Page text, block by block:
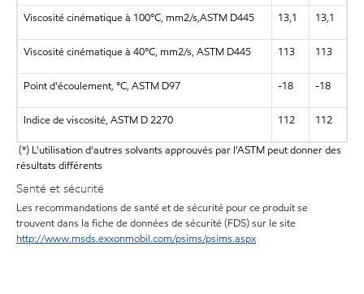
Viscosité cinématique à 100°C, mm2/s,ASTM D445 13,1 13,1
Viscosité cinématique à 40°C, mm2/s, ASTM D445 113 113
Point d'écoulement, °C, ASTM D97 -18 -18
Indice de viscosité, ASTM D 2270 112 112
(*) L'utilisation d'autres solvants approuvés par l'ASTM peut donner des
résultats différents
Santé et sécurité
Les recommandations de santé et de sécurité pour ce produit se
trouvent dans la fiche de données de sécurité (FDS) sur le site
http://www.msds.exxonmobil.com/psims/psims.aspx